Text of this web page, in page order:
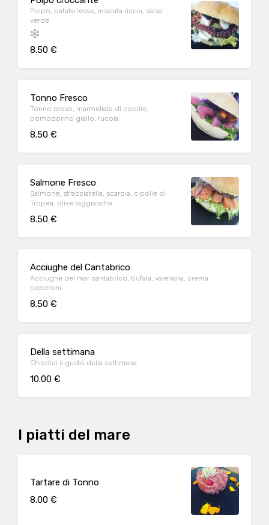
Polpo, patate lesse, insalata riccia, salsa
verde
8.50 €
Tonno Fresco
Tonno rosso, marmellata di cipolle,
pomodorino giallo, rucola
8.50 €
Salmone Fresco
Salmone, stracciatella, scarola, cipolle di
Tropea, olive taggiasche
8.50 €
Acciughe del Cantabrico
Acciughe del mar cantabrico, bufala, valeriana, crema
peperoni
8.50 €
Della settimana
Chiedici il gusto della settimana
10.00 €
I piatti del mare
Tartare di Tonno
8.00 €